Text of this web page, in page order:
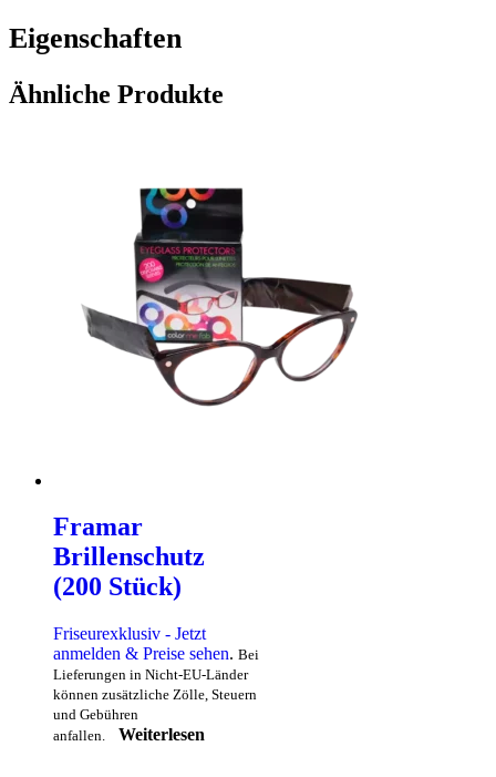
Eigenschaften
Ähnliche Produkte
Framar
Brillenschutz
(200 Stück)
Friseurexklusiv - Jetzt
anmelden & Preise sehen. Bei
Lieferungen in Nicht-EU-Länder
können zusätzliche Zölle, Steuern
und Gebühren
anfallen.
Weiterlesen